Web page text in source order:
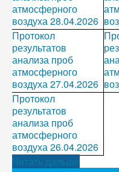
атмосферного
воздуха 28.04.2026
Протокол
результатов
анализа проб
атмосферного
воздуха 27.04.2026
Протокол
результатов
анализа проб
атмосферного
воздуха 26.04.2026
Читать дальше